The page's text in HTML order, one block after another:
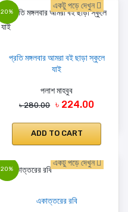
20%
একটু পড়ে দেখুন
প্রতি মঙ্গলবার আমরা বই ছাড়া স্কুলে
যাই
পলাশ মাহবুব
৳ 280.00 ৳ 224.00
ADD TO CART
20%
একটু পড়ে দেখুন
একাত্তরের রবি